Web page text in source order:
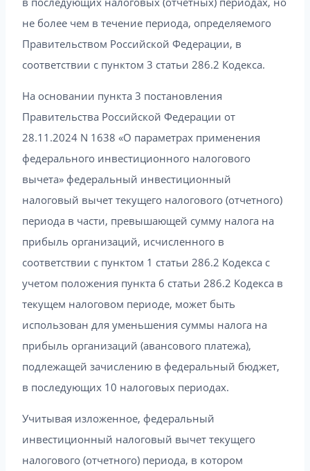
не более чем в течение периода, определяемого
Правительством Российской Федерации, в
соответствии с пунктом 3 статьи 286.2 Кодекса.
На основании пункта 3 постановления
Правительства Российской Федерации от
28.11.2024 N 1638 «О параметрах применения
федерального инвестиционного налогового
вычета» федеральный инвестиционный
налоговый вычет текущего налогового (отчетного)
периода в части, превышающей сумму налога на
прибыль организаций, исчисленного в
соответствии с пунктом 1 статьи 286.2 Кодекса с
учетом положения пункта 6 статьи 286.2 Кодекса в
текущем налоговом периоде, может быть
использован для уменьшения суммы налога на
прибыль организаций (авансового платежа),
подлежащей зачислению в федеральный бюджет,
в последующих 10 налоговых периодах.
Учитывая изложенное, федеральный
инвестиционный налоговый вычет текущего
налогового (отчетного) периода, в котором